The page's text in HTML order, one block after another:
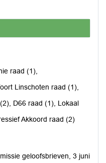
raad (1),
Linschoten raad (1),
D66 raad (1), Lokaal
Akkoord raad (2)
geloofsbrieven, 3 juni